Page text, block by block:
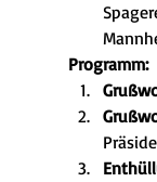
Programm: